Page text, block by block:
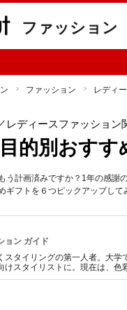
ファッション
ファッション レディ
レディースファッション
的別おす
う計画済みですか？1年の感
ギフトを６つピックアップし
ョン ガイド
スタイリングの第一人者。大
けスタイリストに。現在は、
上など、ファッションと心理を